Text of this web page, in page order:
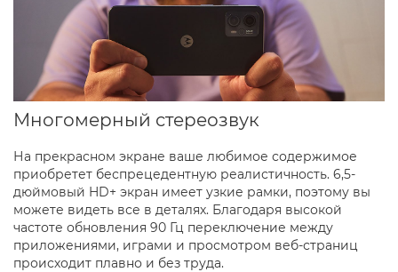
Многомерный стереозвук
На прекрасном экране ваше любимое содержимое
приобретет беспрецедентную реалистичность. 6,5-
дюймовый HD+ экран имеет узкие рамки, поэтому вы
можете видеть все в деталях. Благодаря высокой
частоте обновления 90 Гц переключение между
приложениями, играми и просмотром веб-страниц
происходит плавно и без труда.